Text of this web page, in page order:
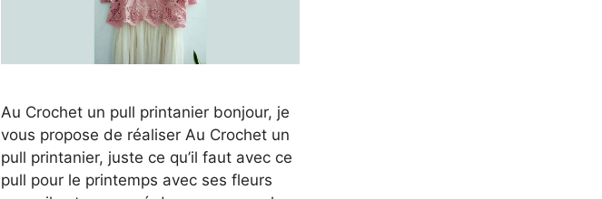
Au Crochet un pull printanier bonjour, je
vous propose de réaliser Au Crochet un
pull printanier, juste ce qu’il faut avec ce
pull pour le printemps avec ses fleurs